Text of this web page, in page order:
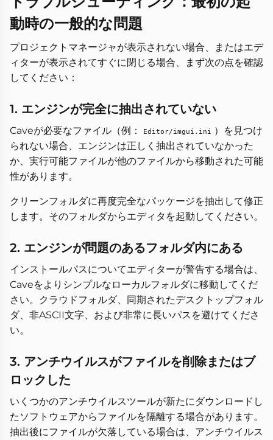
動時の一般的な問題
プロジェクトマネージャが表示されない場合、またはエデ
ィターが表示されてすぐに閉じる場合、まず次の点を確認
してください：
1. エンジンが完全に抽出されていない
Caveが必要なファイル（例： Editor/imgui.ini
）を見つけ
られない場合、エンジンは正しく抽出されていなかった
か、実行可能ファイルが他のファイルから移動された可能
性があります。
クリーンフォルダに再度完全なパッケージを抽出して修正
します。そのフォルダからエディタを起動してください。
2. エンジンが問題のあるフォルダ内にある
インストールパスについてエディターが警告する場合は、
Caveをよりシンプルなローカルフォルダに移動してくだ
さい。クラウドフォルダ、同期されたデスクトップフォル
ダ、非ASCII文字、および非常に長いパスを避けてくださ
い。
3. アンチウイルスがファイルを削除またはブ
ロックした
いくつかのアンチウイルスツールが新たにダウンロードし
たソフトウェアからファイルを隔離する場合があります。
抽出後にファイルが欠落している場合は、アンチウイルス